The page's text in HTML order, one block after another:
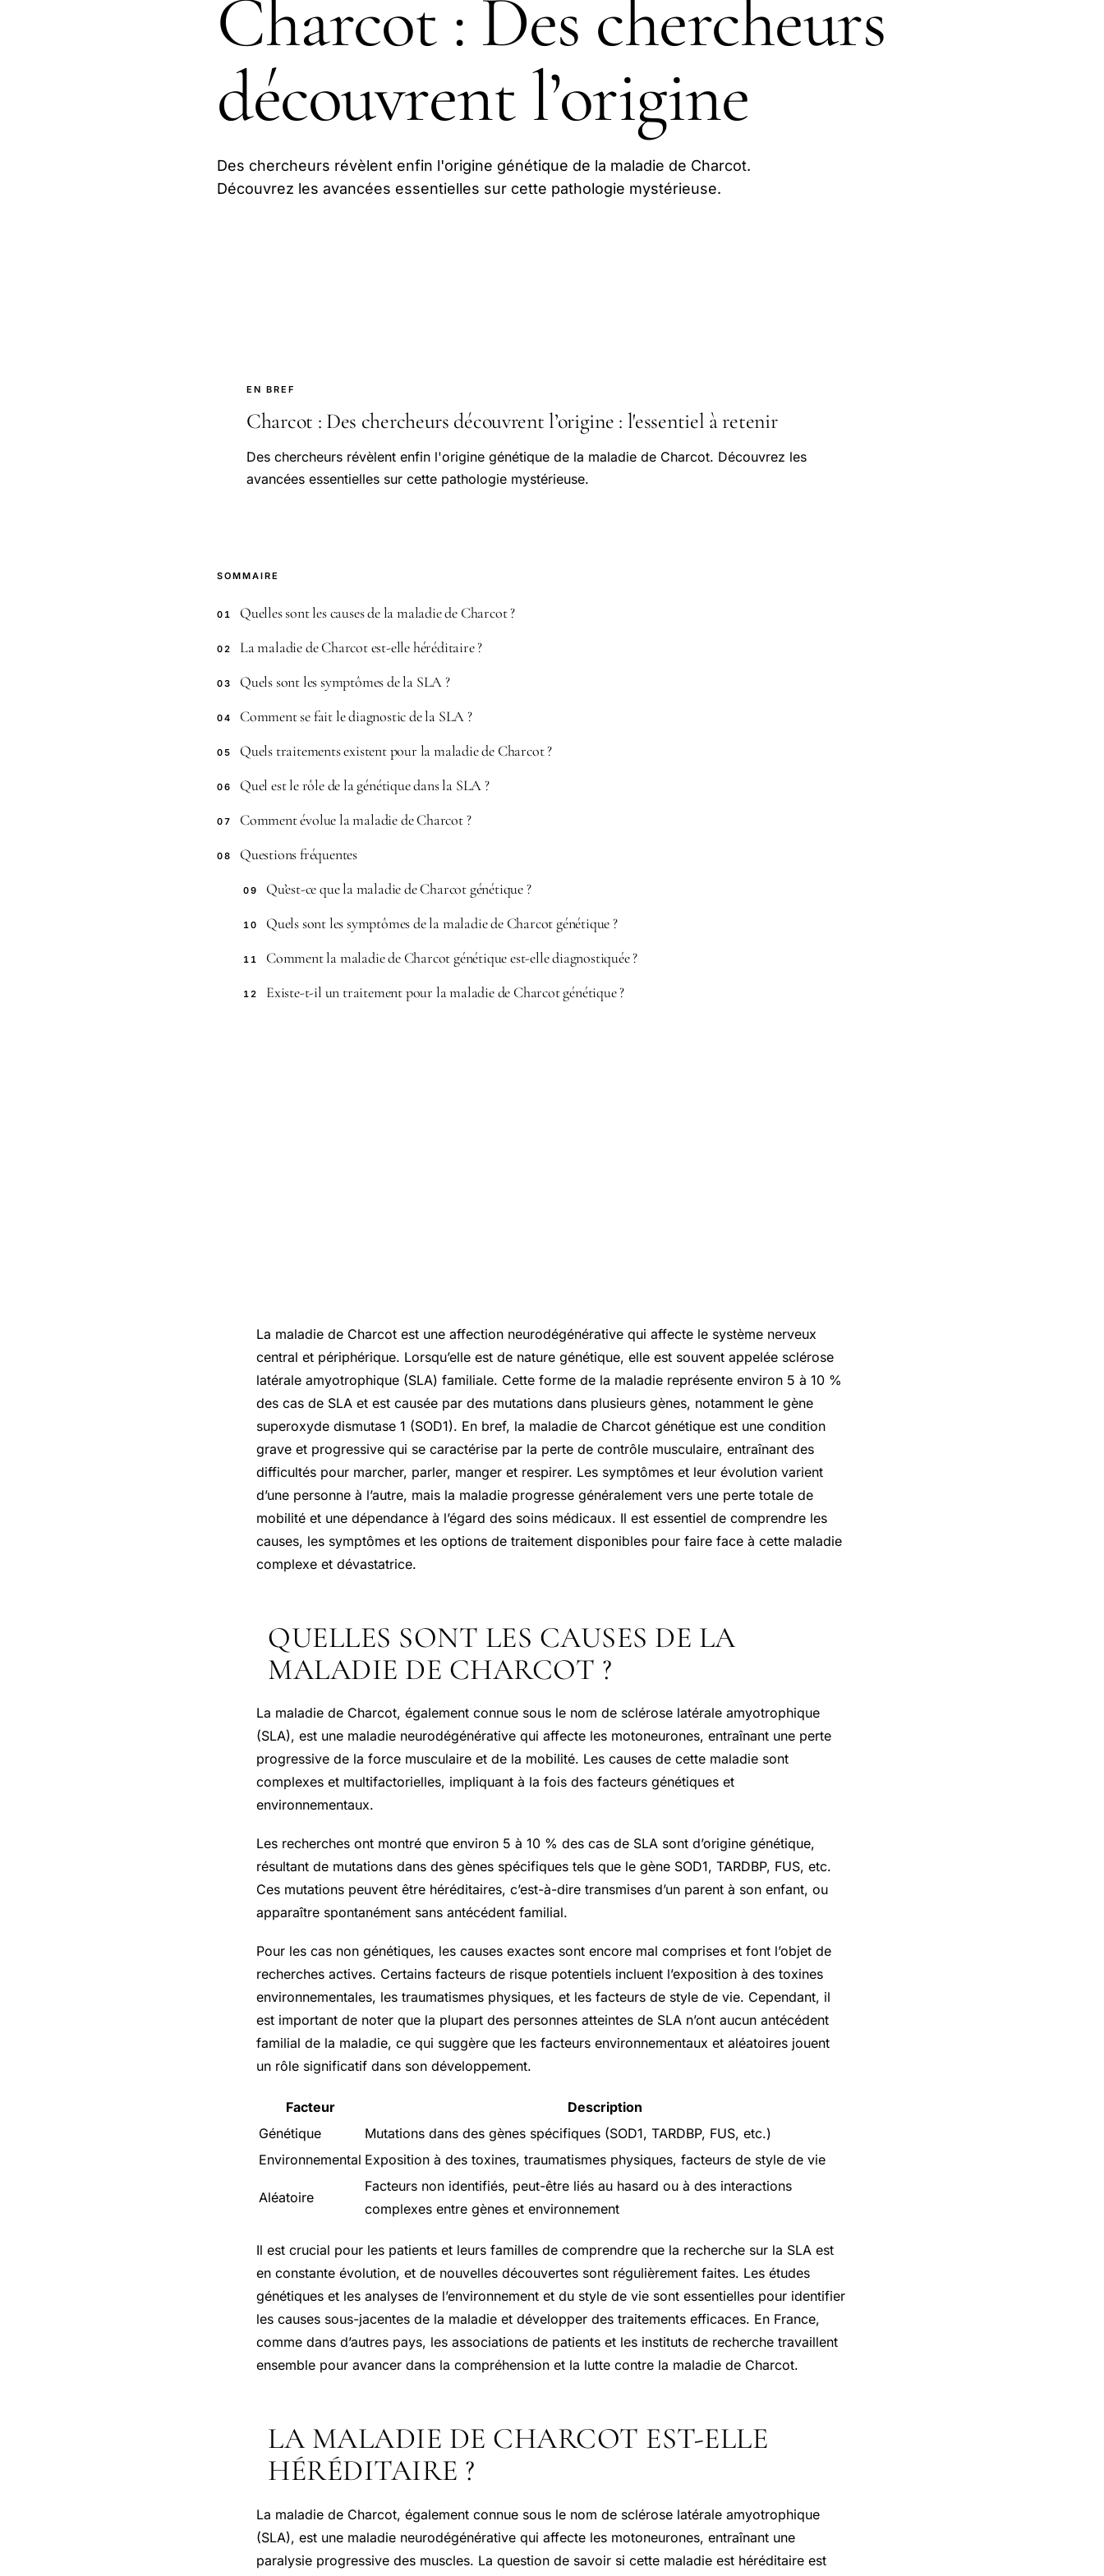
Charcot : Des chercheurs
découvrent l’origine
Des chercheurs révèlent enfin l'origine génétique de la maladie de Charcot.
Découvrez les avancées essentielles sur cette pathologie mystérieuse.
EN BREF
Charcot : Des chercheurs découvrent l’origine : l'essentiel à retenir
Des chercheurs révèlent enfin l'origine génétique de la maladie de Charcot. Découvrez les
avancées essentielles sur cette pathologie mystérieuse.
SOMMAIRE
01 Quelles sont les causes de la maladie de Charcot ?
02 La maladie de Charcot est-elle héréditaire ?
03 Quels sont les symptômes de la SLA ?
04 Comment se fait le diagnostic de la SLA ?
05 Quels traitements existent pour la maladie de Charcot ?
06 Quel est le rôle de la génétique dans la SLA ?
07 Comment évolue la maladie de Charcot ?
08 Questions fréquentes
09 Qu’est-ce que la maladie de Charcot génétique ?
10 Quels sont les symptômes de la maladie de Charcot génétique ?
11 Comment la maladie de Charcot génétique est-elle diagnostiquée ?
12 Existe-t-il un traitement pour la maladie de Charcot génétique ?
La maladie de Charcot est une affection neurodégénérative qui affecte le système nerveux
central et périphérique. Lorsqu’elle est de nature génétique, elle est souvent appelée sclérose
latérale amyotrophique (SLA) familiale. Cette forme de la maladie représente environ 5 à 10 %
des cas de SLA et est causée par des mutations dans plusieurs gènes, notamment le gène
superoxyde dismutase 1 (SOD1). En bref, la maladie de Charcot génétique est une condition
grave et progressive qui se caractérise par la perte de contrôle musculaire, entraînant des
difficultés pour marcher, parler, manger et respirer. Les symptômes et leur évolution varient
d’une personne à l’autre, mais la maladie progresse généralement vers une perte totale de
mobilité et une dépendance à l’égard des soins médicaux. Il est essentiel de comprendre les
causes, les symptômes et les options de traitement disponibles pour faire face à cette maladie
complexe et dévastatrice.
QUELLES SONT LES CAUSES DE LA
MALADIE DE CHARCOT ?
La maladie de Charcot, également connue sous le nom de sclérose latérale amyotrophique
(SLA), est une maladie neurodégénérative qui affecte les motoneurones, entraînant une perte
progressive de la force musculaire et de la mobilité. Les causes de cette maladie sont
complexes et multifactorielles, impliquant à la fois des facteurs génétiques et
environnementaux.
Les recherches ont montré que environ 5 à 10 % des cas de SLA sont d’origine génétique,
résultant de mutations dans des gènes spécifiques tels que le gène SOD1, TARDBP, FUS, etc.
Ces mutations peuvent être héréditaires, c’est-à-dire transmises d’un parent à son enfant, ou
apparaître spontanément sans antécédent familial.
Pour les cas non génétiques, les causes exactes sont encore mal comprises et font l’objet de
recherches actives. Certains facteurs de risque potentiels incluent l’exposition à des toxines
environnementales, les traumatismes physiques, et les facteurs de style de vie. Cependant, il
est important de noter que la plupart des personnes atteintes de SLA n’ont aucun antécédent
familial de la maladie, ce qui suggère que les facteurs environnementaux et aléatoires jouent
un rôle significatif dans son développement.
Facteur
Description
Génétique
Mutations dans des gènes spécifiques (SOD1, TARDBP, FUS, etc.)
Environnemental Exposition à des toxines, traumatismes physiques, facteurs de style de vie
Aléatoire
Facteurs non identifiés, peut-être liés au hasard ou à des interactions
complexes entre gènes et environnement
Il est crucial pour les patients et leurs familles de comprendre que la recherche sur la SLA est
en constante évolution, et de nouvelles découvertes sont régulièrement faites. Les études
génétiques et les analyses de l’environnement et du style de vie sont essentielles pour identifier
les causes sous-jacentes de la maladie et développer des traitements efficaces. En France,
comme dans d’autres pays, les associations de patients et les instituts de recherche travaillent
ensemble pour avancer dans la compréhension et la lutte contre la maladie de Charcot.
LA MALADIE DE CHARCOT EST-ELLE
HÉRÉDITAIRE ?
La maladie de Charcot, également connue sous le nom de sclérose latérale amyotrophique
(SLA), est une maladie neurodégénérative qui affecte les motoneurones, entraînant une
paralysie progressive des muscles. La question de savoir si cette maladie est héréditaire est